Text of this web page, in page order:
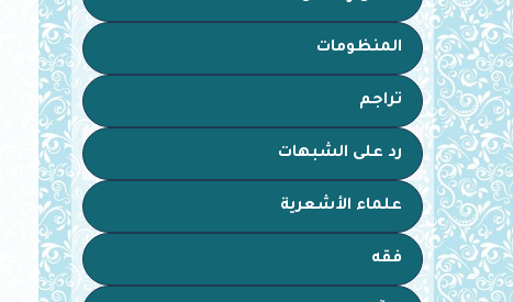
المنظومات
تراجم
رد على الشبهات
علماء الأشعرية
فقه